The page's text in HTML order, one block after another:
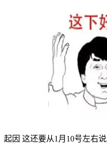
起因 这还要从1月10号左右